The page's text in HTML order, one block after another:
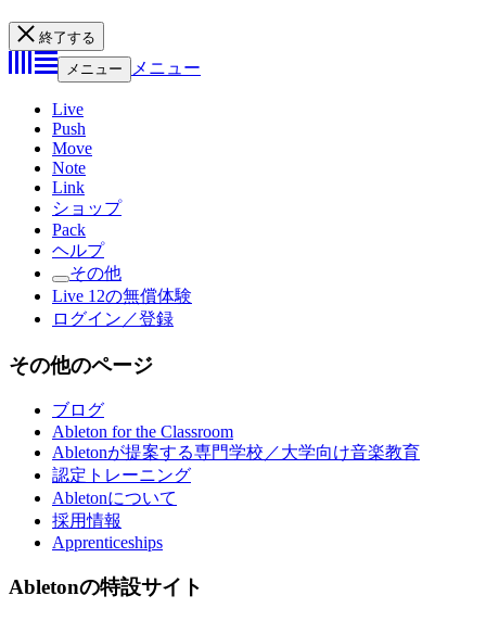
終了する
メニュー
メニュー
Live
Push
Move
Note
Link
ショップ
Pack
ヘルプ
その他
Live 12の無償体験
ログイン／登録
その他のページ
ブログ
Ableton for the Classroom
Abletonが提案する専門学校／大学向け音楽教育
認定トレーニング
Abletonについて
採用情報
Apprenticeships
Abletonの特設サイト